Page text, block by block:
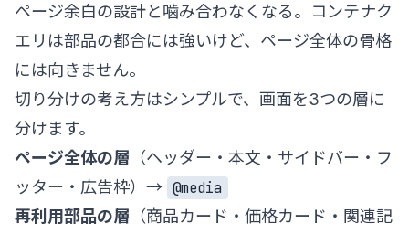
ページ余白の設計と噛み合わなくなる。コンテナク
エリは部品の都合には強いけど、ページ全体の骨格
には向きません。
切り分けの考え方はシンプルで、画面を3つの層に
分けます。
ページ全体の層 （ヘッダー・本文・サイドバー・フ
ッター・広告枠）→ @media
再利用部品の層 （商品カード・価格カード・関連記